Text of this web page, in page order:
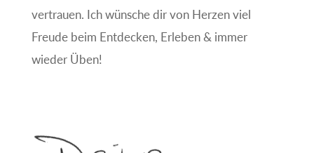
vertrauen. Ich wünsche dir von Herzen viel
Freude beim Entdecken, Erleben & immer
wieder Üben!